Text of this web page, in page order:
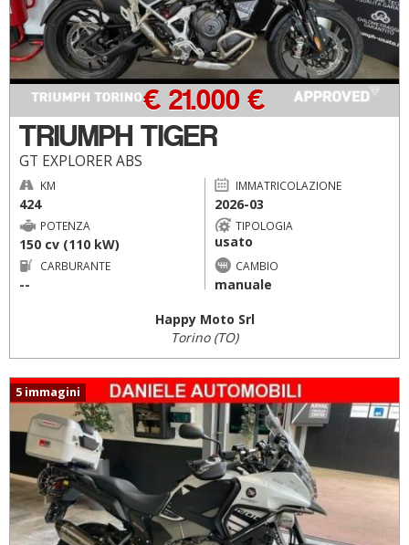
TRIUMPH TIGER
GT EXPLORER ABS
€ 21.000 €
KM
424
IMMATRICOLAZIONE
2026-03
POTENZA
150 cv (110 kW)
TIPOLOGIA
usato
CARBURANTE
--
CAMBIO
manuale
Happy Moto Srl
Torino (TO)
5 immagini